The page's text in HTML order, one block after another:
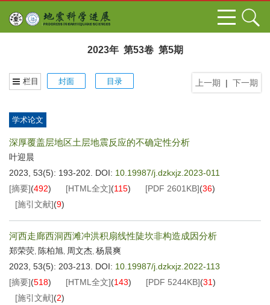
2023年 第53卷 第5期
上一期 | 下一期
栏目 封面 目录
学术论文
深厚覆盖层地区土层地震反应的不确定性分析
叶迎晨
2023, 53(5): 193-202.
DOI: 10.19987/j.dzkxjz.2023-011
[摘要](492) [HTML全文](115) [PDF 2601KB](36)
[施引文献](9)
河西走廊西洞西滩冲洪积扇线性陡坎非构造成因分析
郑荣荧, 陈柏旭, 周文杰, 杨晨爽
2023, 53(5): 203-213.
DOI: 10.19987/j.dzkxjz.2022-113
[摘要](518) [HTML全文](143) [PDF 5244KB](31)
[施引文献](2)